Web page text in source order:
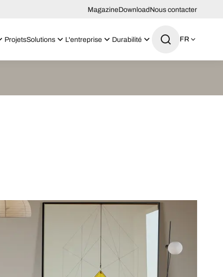
MagazineDownloadNous contacter
ProjetsSolutions L'entreprise Durabilité FR